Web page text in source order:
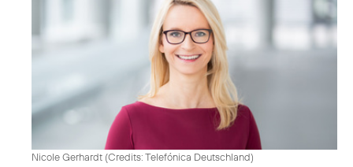
Nicole Gerhardt (Credits: Telefónica Deutschland)